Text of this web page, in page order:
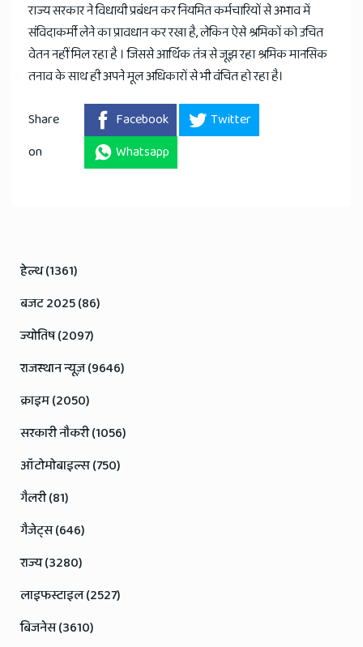
राज्य सरकार ने विधायी प्रबंधन कर नियमित कर्मचारियों से अभाव में
संविदाकर्मी लेने का प्रावधान कर रखा है, लेकिन ऐसे श्रमिकों को उचित
वेतन नहीं मिल रहा है । जिससे आर्थिक तंत्र से जूझ रहा श्रमिक मानसिक
तनाव के साथ ही अपने मूल अधिकारों से भी वंचित हो रहा है।
Share
on
Facebook
Twitter
Whatsapp
हेल्थ (1361)
बजट 2025 (86)
ज्योतिष (2097)
राजस्थान न्यूज़ (9646)
क्राइम (2050)
सरकारी नौकरी (1056)
ऑटोमोबाइल्स (750)
गैलरी (81)
गैजेट्स (646)
राज्य (3280)
लाइफस्टाइल (2527)
बिजनेस (3610)